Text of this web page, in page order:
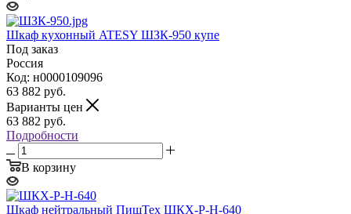
Шкаф кухонный ATESY ШЗК-950 купе
Под заказ
Россия
Код: н0000109096
63 882 руб.
Варианты цен
63 882 руб.
Подробности
В корзину
Шкаф нейтральный ПищТех ШКХ-Р-Н-640